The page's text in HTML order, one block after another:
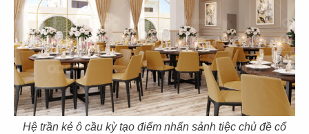
Hệ trần kẻ ô cầu kỳ tạo điểm nhấn sảnh tiệc chủ đề cổ
51
BAOZ DIMSUM
CN Nguyễn Tri Phương
52
BAOZ HOTPOT
CN Nguyễn Tri Phương - Q.5